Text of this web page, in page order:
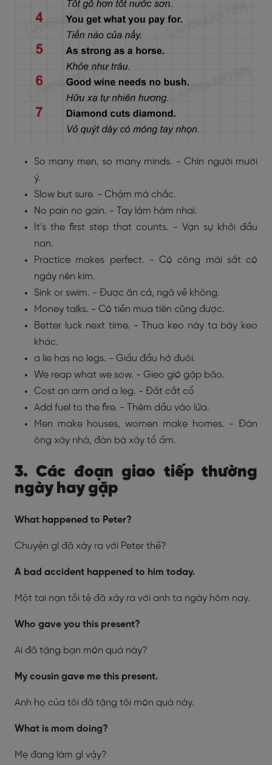
So many men, so many minds. - Chín người mười
ý.
Slow but sure. - Chậm mà chắc.
No pain no gain. - Tay làm hàm nhai.
It’s the first step that counts. - Vạn sự khởi đầu
nan.
Practice makes perfect. - Có công mài sắt có
ngày nên kim.
Sink or swim. - Được ăn cả, ngã về không.
Money talks. - Có tiền mua tiên cũng được.
Better luck next time. - Thua keo này ta bày keo
khác.
a lie has no legs. - Giấu đầu hở đuôi.
We reap what we sow. - Gieo gió gặp bão.
Cost an arm and a leg. - Đắt cắt cổ
Add fuel to the fire. - Thêm dầu vào lửa.
Men make houses, women make homes. - Đàn
ông xây nhà, đàn bà xây tổ ấm.
3. Các đoạn giao tiếp thường
ngày hay gặp
What happened to Peter?
Chuyện gì đã xảy ra với Peter thế?
A bad accident happened to him today.
Một tai nạn tồi tệ đã xảy ra với anh ta ngày hôm nay.
Who gave you this present?
Ai đã tặng bạn món quà này?
My cousin gave me this present.
Anh họ của tôi đã tặng tôi món quà này.
What is mom doing?
Mẹ đang làm gì vậy?